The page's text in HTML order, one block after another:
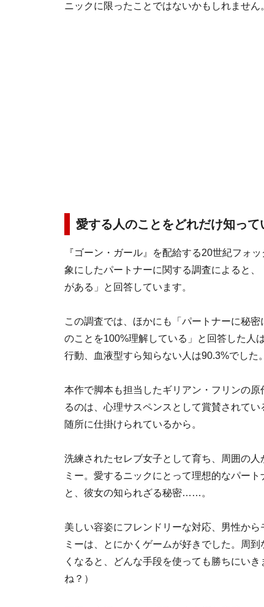
ニックに限ったことではないかもしれません
愛する人のことをどれだけ知って
『ゴーン・ガール』を配給する20世紀フォ
象にしたパートナーに関する調査によると
がある」と回答しています。
この調査では、ほかにも「パートナーに秘
のことを100%理解している」と回答した人
行動、血液型すら知らない人は90.3%でした。
本作で脚本も担当したギリアン・フリンの
るのは、心理サスペンスとして賞賛されて
随所に仕掛けられているから。
洗練されたセレブ女子として育ち、周囲の
ミー。愛するニックにとって理想的なパー
と、彼女の知られざる秘密……。
美しい容姿にフレンドリーな対応、男性か
ミーは、とにかくゲームが好きでした。周
くなると、どんな手段を使っても勝ちにい
ね？）